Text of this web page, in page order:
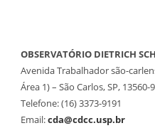
OBSERVATÓRIO DIETRICH
Avenida Trabalhador são-
Área 1) – São Carlos, SP, 13560-
Telefone: (16) 3373-9191
Email:cda@cdcc.usp.br